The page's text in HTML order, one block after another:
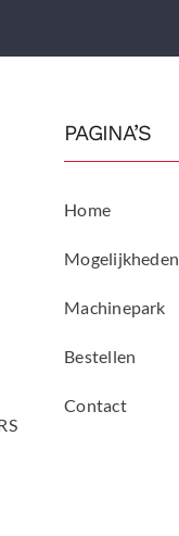
PAGINA’S
Home
Mogelijkheden
Machinepark
Bestellen
Contact